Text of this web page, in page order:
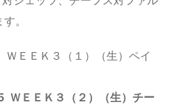
。
ＥＥＫ３（１）（生）ペイ
ＥＥＫ３（２）（生）チー